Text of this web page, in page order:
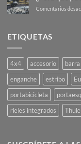
Comentarios
ETIQUETAS
4x4 accesorio barra
enganche
estribo
portabicicleta
rieles integrados
Thule